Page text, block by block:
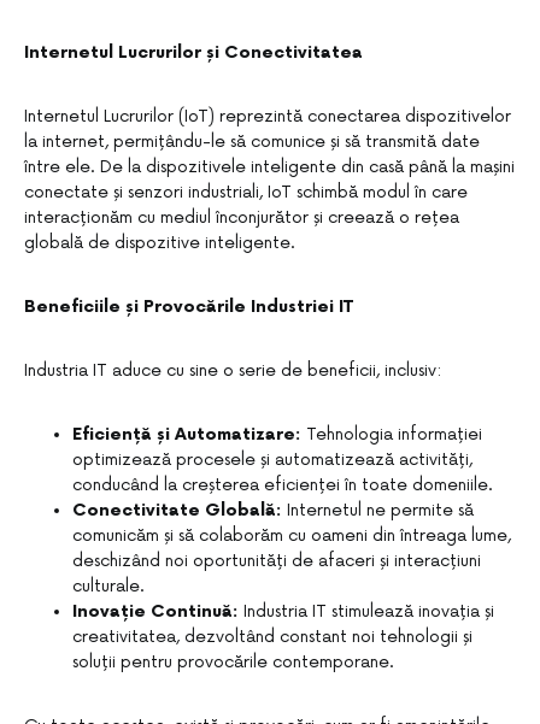
Internetul Lucrurilor și Conectivitatea
Internetul Lucrurilor (IoT) reprezintă conectarea dispozitivelor
la internet, permițându-le să comunice și să transmită date
între ele. De la dispozitivele inteligente din casă până la mașini
conectate și senzori industriali, IoT schimbă modul în care
interacționăm cu mediul înconjurător și creează o rețea
globală de dispozitive inteligente.
Beneficiile și Provocările Industriei IT
Industria IT aduce cu sine o serie de beneficii, inclusiv:
Eficiență și Automatizare: Tehnologia informației
optimizează procesele și automatizează activități,
conducând la creșterea eficienței în toate domeniile.
Conectivitate Globală: Internetul ne permite să
comunicăm și să colaborăm cu oameni din întreaga lume,
deschizând noi oportunități de afaceri și interacțiuni
culturale.
Inovație Continuă: Industria IT stimulează inovația și
creativitatea, dezvoltând constant noi tehnologii și
soluții pentru provocările contemporane.